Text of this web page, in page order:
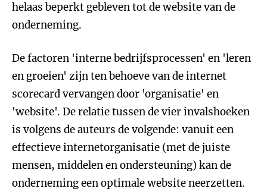
helaas beperkt gebleven tot de website van de
onderneming.
De factoren 'interne bedrijfsprocessen' en 'leren
en groeien' zijn ten behoeve van de internet
scorecard vervangen door 'organisatie' en
'website'. De relatie tussen de vier invalshoeken
is volgens de auteurs de volgende: vanuit een
effectieve internetorganisatie (met de juiste
mensen, middelen en ondersteuning) kan de
onderneming een optimale website neerzetten.